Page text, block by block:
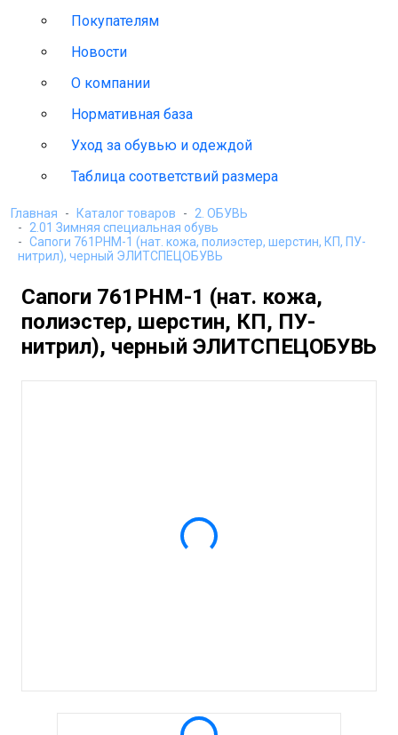
Покупателям
Новости
О компании
Нормативная база
Уход за обувью и одеждой
Таблица соответствий размера
Главная Каталог товаров
2. ОБУВЬ
2.01 Зимняя специальная обувь
Сапоги 761РНМ-1 (нат. кожа, полиэстер, шерстин, КП, ПУ-
нитрил), черный ЭЛИТСПЕЦОБУВЬ
Сапоги 761РНМ-1 (нат. кожа,
полиэстер, шерстин, КП, ПУ-
нитрил), черный ЭЛИТСПЕЦОБУВЬ